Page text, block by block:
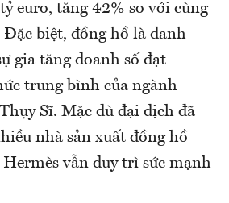
euro, tăng 42% so với cùng
biệt, đồng hồ là danh
gia tăng doanh số đạt
trung bình của ngành
Sĩ. Mặc dù đại dịch đã
nhà sản xuất đồng hồ
vẫn duy trì sức mạnh